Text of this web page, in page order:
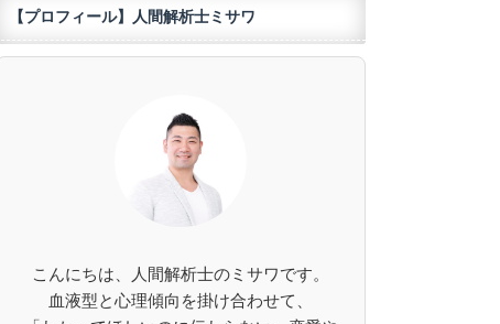
【プロフィール】人間解析士ミサワ
こんにちは、人間解析士のミサワです。
血液型と心理傾向を掛け合わせて、